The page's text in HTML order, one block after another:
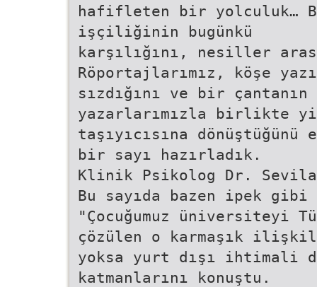
hafifleten bir yolculuk…
işçiliğinin bugünkü
karşılığını, nesiller
Röportajlarımız, köşe
sızdığını ve bir
yazarlarımızla birlikte
taşıyıcısına
bir sayı hazırladık.
Klinik Psikolog Dr.
Bu sayıda bazen ipek gibi
"Çocuğumuz üniversiteyi
çözülen o karmaşık
yoksa yurt dışı ihtimali
katmanlarını konuştu.